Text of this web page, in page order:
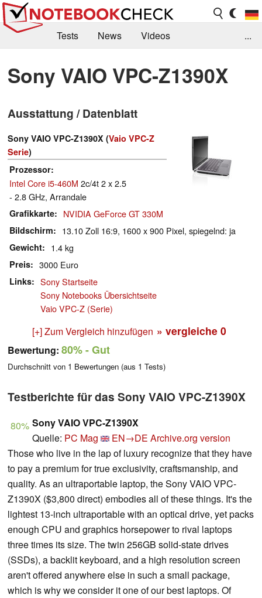
Tests News
Videos
Kaufberatung
Deals Suche
Jobs
Forum
...
Sony VAIO VPC-Z1390X
Ausstattung / Datenblatt
Sony VAIO VPC-Z1390X (Vaio VPC-Z
Serie)
Prozessor
Intel Core i5-460M 2c/4t 2 x 2.5
- 2.8 GHz, Arrandale
Grafikkarte NVIDIA GeForce GT 330M
Bildschirm 13.10 Zoll 16:9, 1600 x 900 Pixel, spiegelnd: ja
Gewicht 1.4 kg
Preis 3000 Euro
Links
Sony Startseite
Sony Notebooks Übersichtseite
Vaio VPC-Z (Serie)
[+] Zum Vergleich hinzufügen » vergleiche 0
Bewertung: 80%- Gut
Durchschnitt von 1 Bewertungen (aus 1 Tests)
Testberichte für das Sony VAIO VPC-Z1390X
80% Sony VAIO VPC-Z1390X
Quelle: PC Mag EN→DE Archive.org version
Those who live in the lap of luxury recognize that they have
to pay a premium for true exclusivity, craftsmanship, and
quality. As an ultraportable laptop, the Sony VAIO VPC-
Z1390X ($3,800 direct) embodies all of these things. It's the
lightest 13-inch ultraportable with an optical drive, yet packs
enough CPU and graphics horsepower to rival laptops
three times its size. The twin 256GB solid-state drives
(SSDs), a backlit keyboard, and a high resolution screen
aren't offered anywhere else in such a small package,
which is why we consider it one of our best laptops. Of